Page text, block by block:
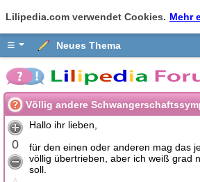
Lilipedia.com verwendet Cookies. Mehr
≡ Neues Thema
Völlig andere
0
Hallo ihr lieben,
für den einen oder anderen mag das
völlig übertrieben, aber ich weiß grad
soll.